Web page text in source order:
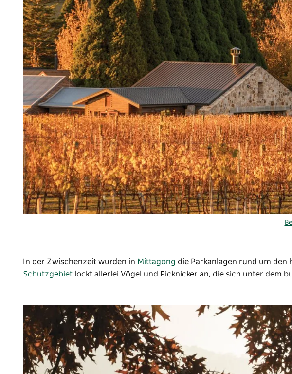
In der Zwischenzeit wurden in Mittagong die Parkanlagen rund um den
Schutzgebiet lockt allerlei Vögel und Picknicker an, die sich unter dem